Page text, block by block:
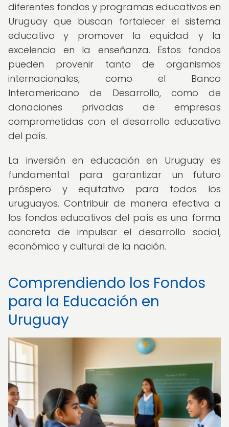
diferentes fondos y programas educativos en
Uruguay que buscan fortalecer el sistema
educativo y promover la equidad y la
excelencia en la enseñanza. Estos fondos
pueden provenir tanto de organismos
internacionales, como el Banco
Interamericano de Desarrollo, como de
donaciones privadas de empresas
comprometidas con el desarrollo educativo
del país.
La inversión en educación en Uruguay es
fundamental para garantizar un futuro
próspero y equitativo para todos los
uruguayos. Contribuir de manera efectiva a
los fondos educativos del país es una forma
concreta de impulsar el desarrollo social,
económico y cultural de la nación.
Comprendiendo los Fondos
para la Educación en
Uruguay